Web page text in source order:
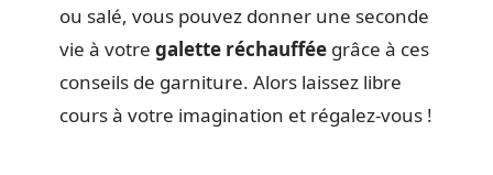
ou salé, vous pouvez donner une seconde
vie à votre galette réchauffée grâce à ces
conseils de garniture. Alors laissez libre
cours à votre imagination et régalez-vous !